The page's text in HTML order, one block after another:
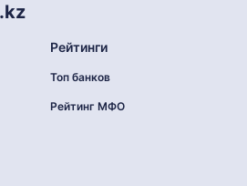
Рейтинги
Топ банков
Рейтинг МФО